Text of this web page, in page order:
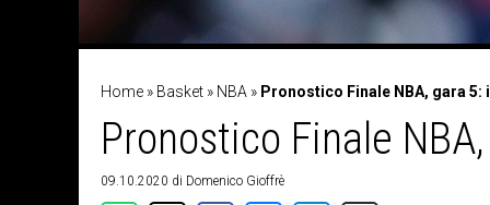
Home » Basket » NBA » Pronostico Finale NBA, gara
Pronostico Finale
09.10.2020 di Domenico Gioffrè